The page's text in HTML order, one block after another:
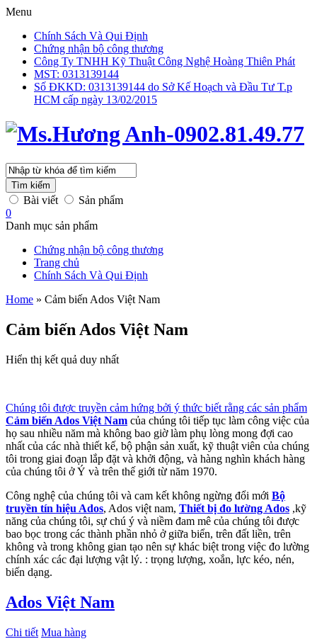
Menu
Chính Sách Và Qui Định
Chứng nhận bộ công thương
Công Ty TNHH Kỹ Thuật Công Nghệ Hoàng Thiên Phát
MST: 0313139144
Số ĐKKD: 0313139144 do Sở Kế Hoạch và Đầu Tư T.p
HCM cấp ngày 13/02/2015
Tìm kiếm
Bài viết
Sản phẩm
0
Danh mục sản phẩm
Chứng nhận bộ công thương
Trang chủ
Chính Sách Và Qui Định
Home » Cảm biến Ados Việt Nam
Cảm biến Ados Việt Nam
Hiển thị kết quả duy nhất
Chúng tôi được truyền cảm hứng bởi ý thức biết rằng các sản phẩm
Cảm biến Ados Việt Nam của chúng tôi tiếp tục làm công việc của
họ sau nhiều năm mà không bao giờ làm phụ lòng mong đợi cao
nhất của các nhà thiết kế, bộ phận sản xuất, kỹ thuật viên của chúng
tôi trong giai đoạn lắp đặt và khởi động, và hàng nghìn khách hàng
của chúng tôi ở Ý và trên thế giới từ năm 1970.
Công nghệ của chúng tôi và cam kết không ngừng đổi mới Bộ
truyền tín hiệu Ados, Ados việt nam, Thiết bị đo lường Ados ,kỹ
năng của chúng tôi, sự chú ý và niềm đam mê của chúng tôi được
bao bọc trong các thành phần nhỏ ở giữa biển, trên đất liền, trên
không và trong không gian tạo nên sự khác biệt trong việc đo lường
chính xác các đại lượng vật lý. : trọng lượng, xoắn, lực kéo, nén,
biến dạng.
Ados Việt Nam
Chi tiết Mua hàng